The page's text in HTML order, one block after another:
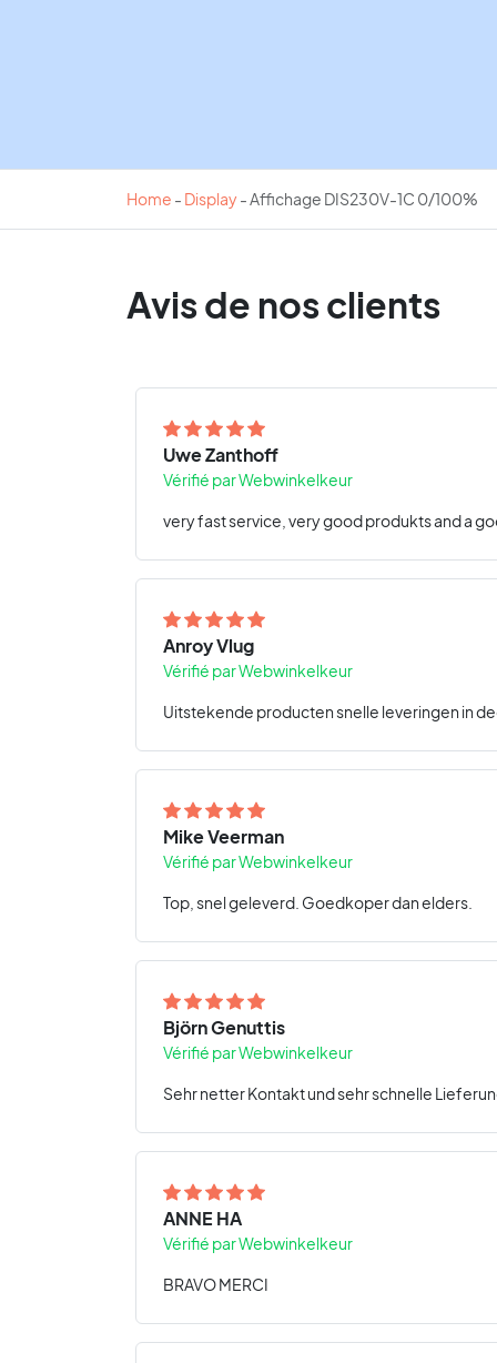
Home - Display-Affichage DIS230V-1C 0/100%
Avis de nos clients
Uwe Zanthoff
Vérifié par Webwinkelkeur
very fast service, very good produkts and a
Anroy Vlug
Vérifié par Webwinkelkeur
Uitstekende producten snelle leveringen in
Mike Veerman
Vérifié par Webwinkelkeur
Top, snel geleverd. Goedkoper dan elders.
Björn Genuttis
Vérifié par Webwinkelkeur
Sehr netter Kontakt und sehr schnelle
ANNE HA
Vérifié par Webwinkelkeur
BRAVO MERCI